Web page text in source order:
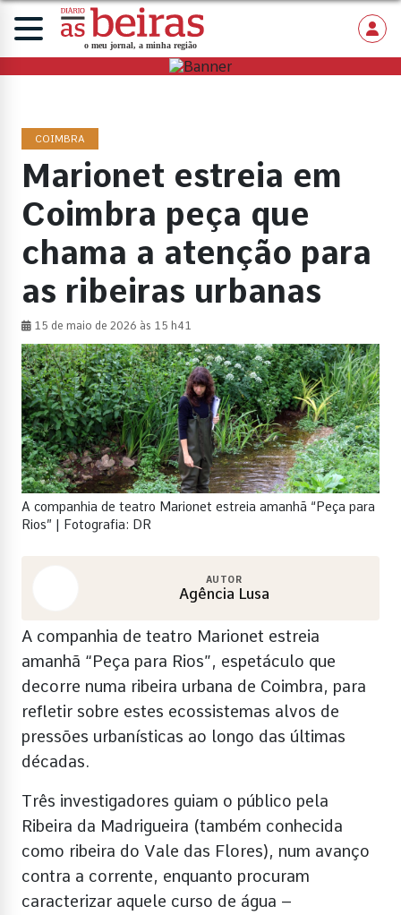
COIMBRA
Marionet estreia em
Coimbra peça que
chama a atenção para
as ribeiras urbanas
15 de maio de 2026 às 15 h41
A companhia de teatro Marionet estreia amanhã “Peça para
Rios” | Fotografia: DR
AUTOR
Agência Lusa
A companhia de teatro Marionet estreia
amanhã “Peça para Rios”, espetáculo que
decorre numa ribeira urbana de Coimbra, para
refletir sobre estes ecossistemas alvos de
pressões urbanísticas ao longo das últimas
décadas.
Três investigadores guiam o público pela
Ribeira da Madrigueira (também conhecida
como ribeira do Vale das Flores), num avanço
contra a corrente, enquanto procuram
caracterizar aquele curso de água –